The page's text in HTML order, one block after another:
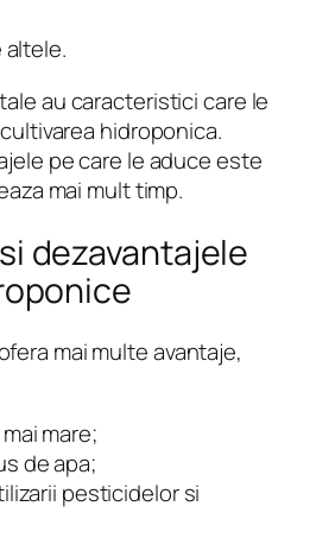
altele.
au caracteristici care le
hidroponica.
pe care le aduce este
mai mult timp.
dezavantajele
mai multe avantaje,
mare;
de apa;
pesticidelor si